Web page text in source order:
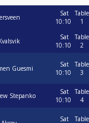
Sat
10:10
Table
1
Sat
10:10
Table
2
Guesmi
Sat
10:10
Table
3
Stepanko
Sat
10:10
Table
4
Sat Table